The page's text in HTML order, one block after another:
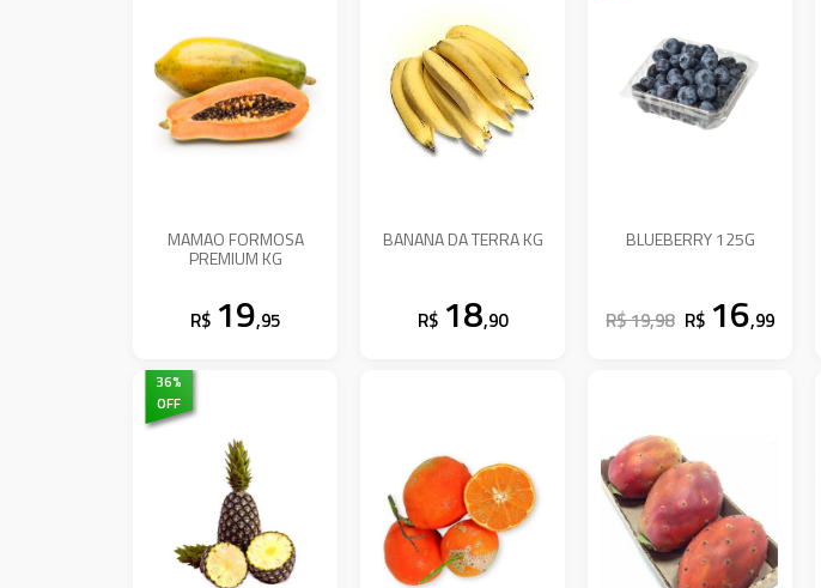
MAMAO FORMOSA
PREMIUM KG
R$ 19,95
BANANA DA TERRA KG
R$ 18,90
BLUEBERRY 125G
R$ 19,98 R$ 16,99
36%
OFF